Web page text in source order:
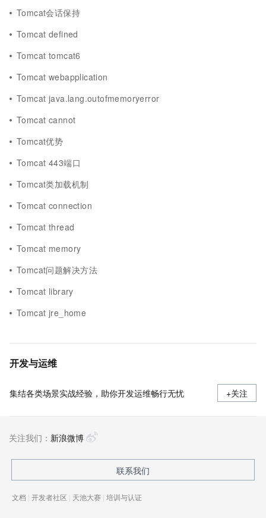
Tomcat会话保持
Tomcat defined
Tomcat tomcat6
Tomcat webapplication
Tomcat java.lang.outofmemoryerror
Tomcat cannot
Tomcat优势
Tomcat 443端口
Tomcat类加载机制
Tomcat connection
Tomcat thread
Tomcat memory
Tomcat问题解决方法
Tomcat library
Tomcat jre_home
开发与运维
集结各类场景实战经验，助你开发运维畅行无忧 +关注
关注我们： 新浪微博
联系我们
文档 | 开发者社区 | 天池大赛 | 培训与认证